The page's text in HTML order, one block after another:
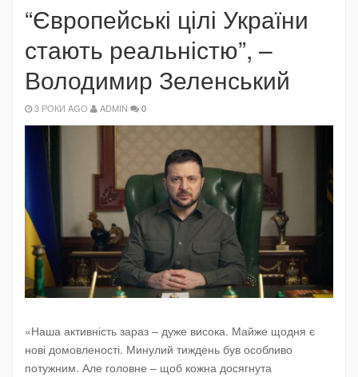
“Європейські цілі України
стають реальністю”, –
Володимир Зеленський
3 РОКИ AGO ADMIN 0
«Наша активність зараз – дуже висока. Майже щодня є
нові домовленості. Минулий тиждень був особливо
потужним. Але головне – щоб кожна досягнута